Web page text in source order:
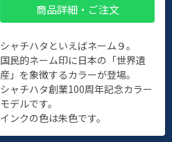
商品詳細・ご注文
シャチハタといえばネーム９。
国民的ネーム印に日本の「世界遺
産」を象徴するカラーが登場。
シャチハタ創業100周年記念カラー
モデルです。
インクの色は朱色です。